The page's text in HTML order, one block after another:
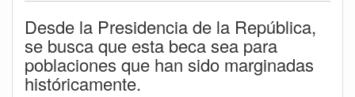
Desde la Presidencia de la República,
se busca que esta beca sea para
poblaciones que han sido marginadas
históricamente.